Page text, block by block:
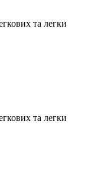
та легки
та легки